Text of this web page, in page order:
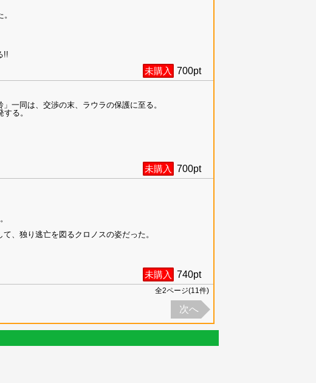
!!
未購入 700pt
一同は、交渉の末、ラウラの保護に至る。
る。
未購入 700pt
、独り逃亡を図るクロノスの姿だった。
未購入 740pt
全2ページ(11件)
次へ